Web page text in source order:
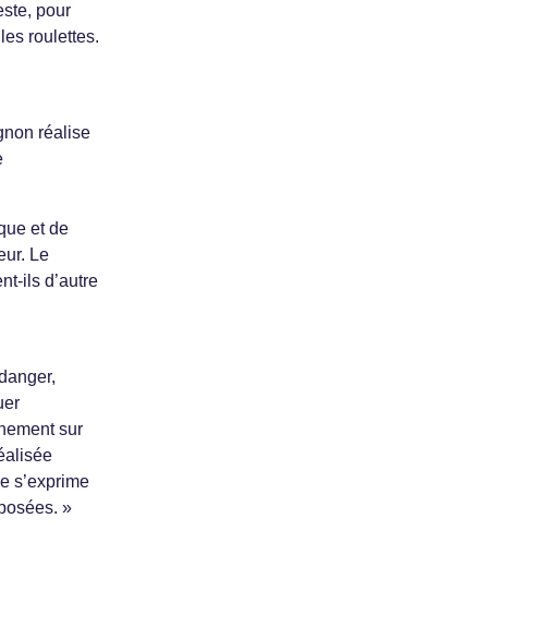
pour
roulettes.
réalise
et de
Le
ils d’autre
sur
s’exprime
»